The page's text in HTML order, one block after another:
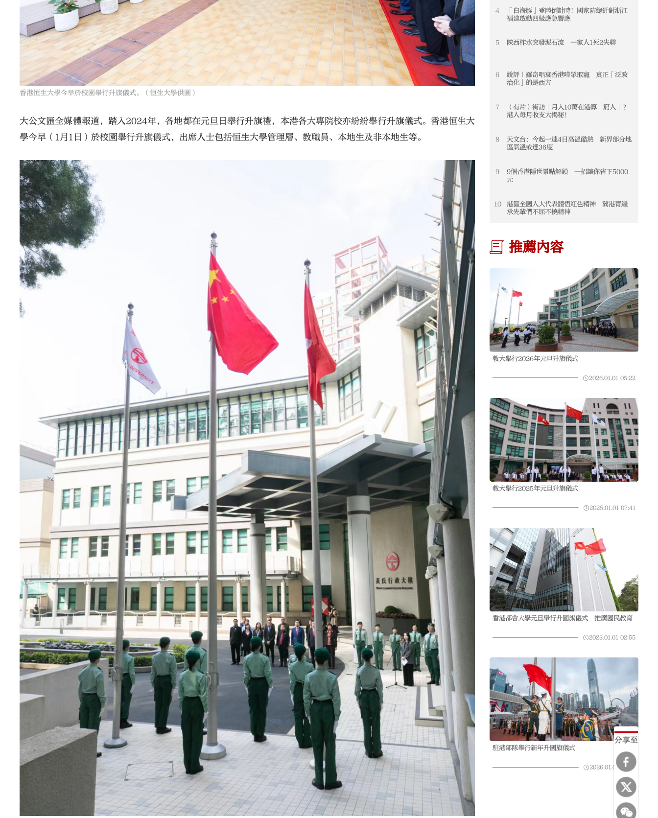
分享至
香港恒生大學今早於校園舉行升旗儀式。（恒生大學供圖）
大公文匯全媒體報道，踏入2024年，各地都在元旦日舉行升旗禮，本港各大專院校亦紛紛舉行升旗儀式。香港恒生大
學今早（1月1日）於校園舉行升旗儀式，出席人士包括恒生大學管理層、教職員、本地生及非本地生等。
4
「白海豚」登陸倒計時！國家防總針對浙江
福建啟動四級應急響應
5 陝西柞水突發泥石流 一家人1死2失聯
6
銳評｜羅奇唱衰香港嘩眾取寵 真正「泛政
治化」的是西方
7
（有片）街訪｜月入10萬在港算「窮人」？
港人每月收支大揭秘！
8
天文台：今起一連4日高溫酷熱 新界部分地
區氣溫或達36度
9
9個香港隱世景點解鎖 一招讓你省下5000
元
10
港區全國人大代表體悟紅色精神 冀港青繼
承先輩們不屈不撓精神
推薦內容
教大舉行2026年元旦升旗儀式
2026.01.01 05:22
教大舉行2025年元旦升旗儀式
2025.01.01 07:41
香港都會大學元旦舉行升國旗儀式 推廣國民教育
2023.01.01 02:55
駐港部隊舉行新年升國旗儀式
2026.01.01 13:09